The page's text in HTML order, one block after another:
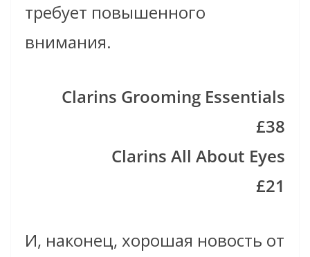
требует повышенного
внимания.
Clarins Grooming Essentials
£38
Clarins All About Eyes
£21
И, наконец, хорошая новость от